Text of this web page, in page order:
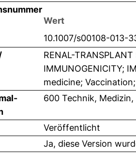
Wert
10.1007/s00108-013-
RENAL-TRANSPLANT
IMMUNOGENICITY;
medicine;
600 Technik,
Veröffentlicht
Ja, diese Version